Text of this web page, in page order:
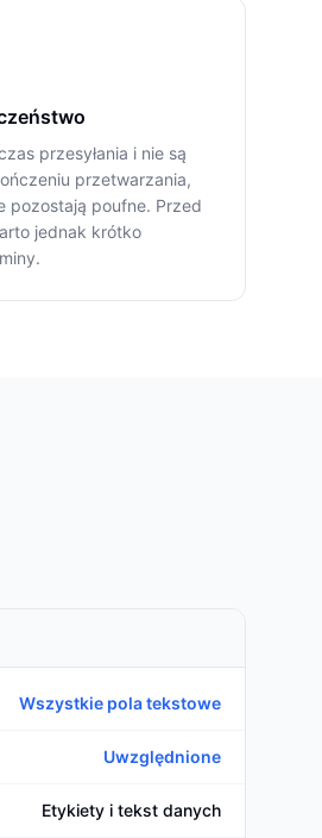
przesyłania i nie są
przetwarzania,
pozostają poufne. Przed
jednak krótko
Wszystkie pola tekstowe
Uwzględnione
Etykiety i tekst danych